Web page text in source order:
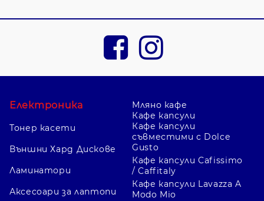
формата и очаквания брой
За писане в движение
Клипбордът може да служи като
твърда опора, когато няма бюро.
Капакът покрива листовете, но
точният капацитет и механизъм се
проверяват за конкретния модел.
Електроника
Тонер касети
Външни Хард Дискове
Ламинатори
Аксесоари за лаптопи
Мляно кафе
Кафе капсули
Кафе капсули
съвместими с Dolce
Gusto
Кафе капсули Cafissimo
/ Caffitaly
Кафе капсули Lavazza A
Modo Mio